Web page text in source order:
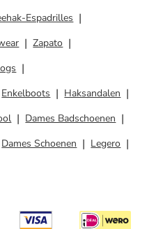
Espadrilles
Zapato
Enkelboots
Haksandalen
Dames Badschoenen
Dames Schoenen
Legero